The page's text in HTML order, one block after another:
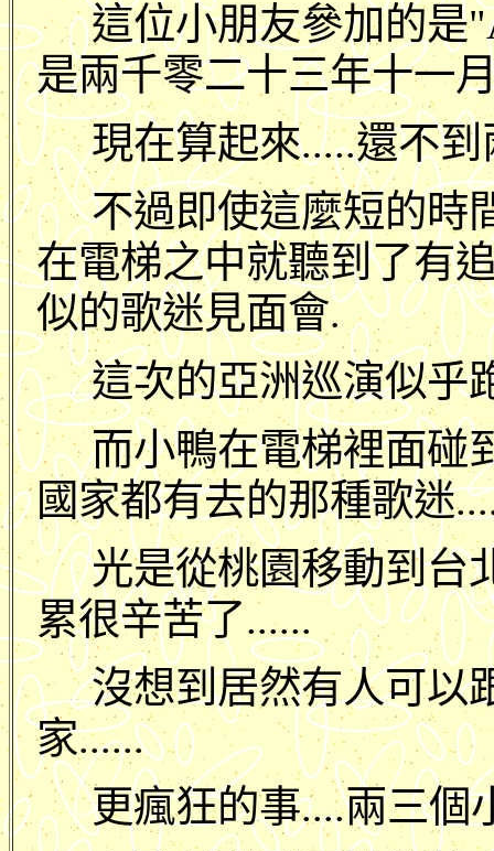
這位小朋友參加的是
是兩千零二十三年十一
現在算起來.....還不到
不過即使這麼短的時
在電梯之中就聽到了有
似的歌迷見面會.
這次的亞洲巡演似乎
而小鴨在電梯裡面碰
國家都有去的那種歌迷
光是從桃園移動到台
累很辛苦了......
沒想到居然有人可以
家......
更瘋狂的事....兩三個